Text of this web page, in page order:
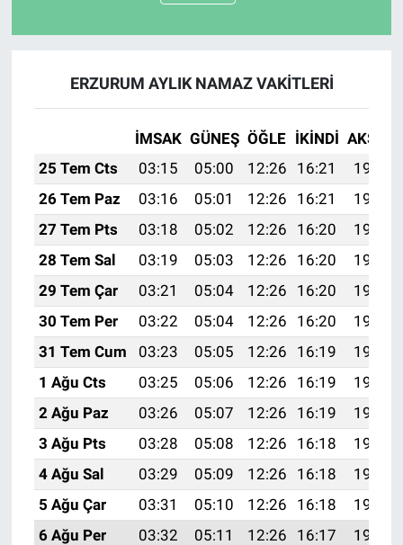
ERZURUM AYLIK NAMAZ VAKITLERI
İMSAK GÜNEŞ ÖĞLE İKINDI AKŞAM
25 Tem Cts
03:15 05:00 12:26 16:21
19:43
26 Tem Paz
03:16 05:01 12:26 16:21
19:42
27 Tem Pts
03:18 05:02 12:26 16:20
19:41
28 Tem Sal
03:19 05:03 12:26 16:20
19:40
29 Tem Çar
03:21 05:04 12:26 16:20
19:39
30 Tem Per
03:22 05:04 12:26 16:20
19:38
31 Tem Cum
03:23 05:05 12:26 16:19
19:37
1 Ağu Cts
03:25 05:06 12:26 16:19
19:36
2 Ağu Paz
03:26 05:07 12:26 16:19
19:35
3 Ağu Pts
03:28 05:08 12:26 16:18
19:34
4 Ağu Sal
03:29 05:09 12:26 16:18
19:33
5 Ağu Çar
03:31 05:10 12:26 16:18
19:32
6 Ağu Per
03:32 05:11 12:26 16:17
19:31